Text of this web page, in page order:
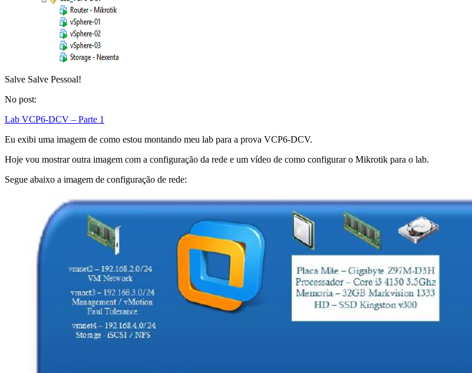
Salve Salve Pessoal!
No post:
Lab VCP6-DCV – Parte 1
Eu exibi uma imagem de como estou montando meu lab para a prova VCP6-DCV.
Hoje vou mostrar outra imagem com a configuração da rede e um vídeo de como configurar o Mikrotik para o lab.
Segue abaixo a imagem de configuração de rede: